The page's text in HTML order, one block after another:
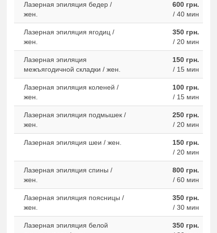
Лазерная эпиляция бедер /
жен.
600 грн.
/ 40 мин
Лазерная эпиляция ягодиц /
жен.
350 грн.
/ 20 мин
Лазерная эпиляция
межъягодичной складки / жен.
150 грн.
/ 15 мин
Лазерная эпиляция коленей /
жен.
100 грн.
/ 15 мин
Лазерная эпиляция подмышек /
жен.
250 грн.
/ 20 мин
Лазерная эпиляция шеи / жен.
150 грн.
/ 20 мин
Лазерная эпиляция спины /
жен.
800 грн.
/ 60 мин
Лазерная эпиляция поясницы /
жен.
350 грн.
/ 30 мин
Лазерная эпиляция белой
350 грн.